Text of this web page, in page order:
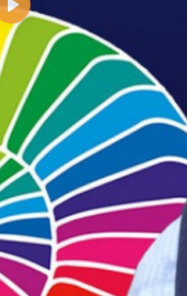
Abspielen